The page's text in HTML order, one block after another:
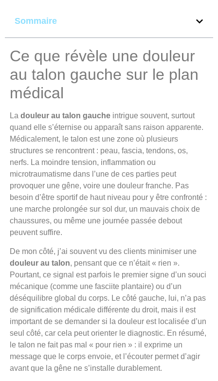
Sommaire
Ce que révèle une douleur
au talon gauche sur le plan
médical
La douleur au talon gauche intrigue souvent, surtout
quand elle s’éternise ou apparaît sans raison apparente.
Médicalement, le talon est une zone où plusieurs
structures se rencontrent : peau, fascia, tendons, os,
nerfs. La moindre tension, inflammation ou
microtraumatisme dans l’une de ces parties peut
provoquer une gêne, voire une douleur franche. Pas
besoin d’être sportif de haut niveau pour y être confronté :
une marche prolongée sur sol dur, un mauvais choix de
chaussures, ou même une journée passée debout
peuvent suffire.
De mon côté, j’ai souvent vu des clients minimiser une
douleur au talon, pensant que ce n’était « rien ».
Pourtant, ce signal est parfois le premier signe d’un souci
mécanique (comme une fasciite plantaire) ou d’un
déséquilibre global du corps. Le côté gauche, lui, n’a pas
de signification médicale différente du droit, mais il est
important de se demander si la douleur est localisée d’un
seul côté, car cela peut orienter le diagnostic. En résumé,
le talon ne fait pas mal « pour rien » : il exprime un
message que le corps envoie, et l’écouter permet d’agir
avant que la gêne ne s’installe durablement.